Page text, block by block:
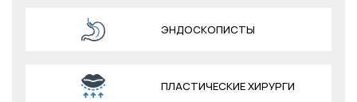
ЭНДОСКОПИСТЫ
ПЛАСТИЧЕСКИЕ ХИРУРГИ